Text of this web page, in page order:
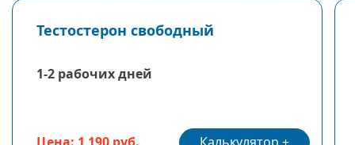
Тестостерон свободный
1-2 рабочих дней